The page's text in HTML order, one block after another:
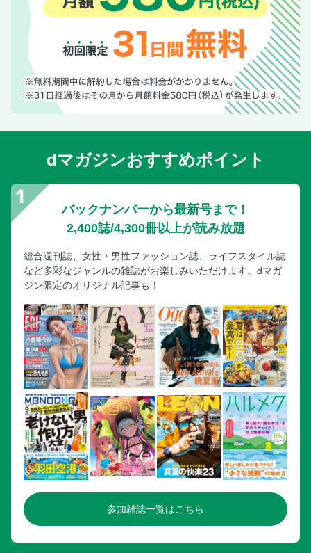
dマガジンおすすめポイント
バックナンバーから最新号まで！
2,400誌/4,300冊以上が読み放題
総合週刊誌、女性・男性ファッション誌、ライフスタイル誌
など多彩なジャンルの雑誌がお楽しみいただけます。dマガ
ジン限定のオリジナル記事も！
参加雑誌一覧はこちら